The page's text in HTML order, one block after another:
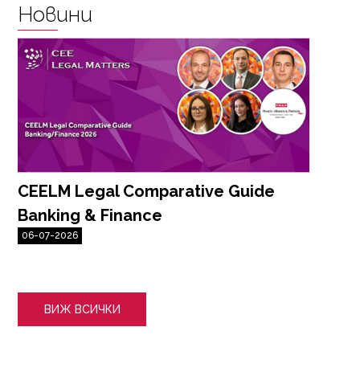
Новини
CEELM Legal Comparative Guide
Banking & Finance
06-07-2026
ВИЖ ВСИЧКИ